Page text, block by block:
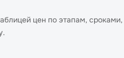
цен по этапам, сроками,